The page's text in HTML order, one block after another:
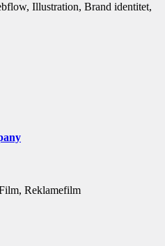
Illustration, Brand identitet,
Reklamefilm